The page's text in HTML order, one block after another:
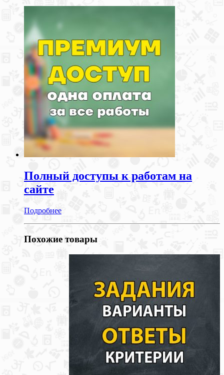
Полный доступы к работам на
сайте
Подробнее
Похожие товары